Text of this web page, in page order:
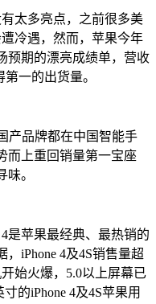
太多亮点，之前很多美
冷遇，然而，苹果今年
预期的漂亮成绩单，营收
一的出货量。
产品牌都在中国智能手
而上重回销量第一宝座
。
是苹果最经典、最热销的
iPhone 4及4S销售量超
始火爆，5.0以上屏幕已
的iPhone 4及4S苹果用